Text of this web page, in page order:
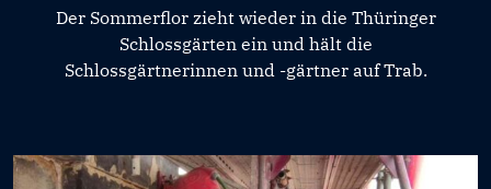
Der Sommerflor zieht wieder in die Thüringer
Schlossgärten ein und hält die
Schlossgärtnerinnen und -gärtner auf Trab.